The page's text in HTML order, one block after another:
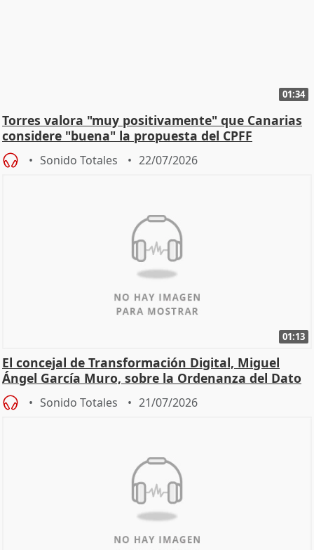
01:34
Torres valora "muy positivamente" que Canarias
considere "buena" la propuesta del CPFF
Sonido Totales 22/07/2026
01:13
El concejal de Transformación Digital, Miguel
Ángel García Muro, sobre la Ordenanza del Dato
Sonido Totales 21/07/2026